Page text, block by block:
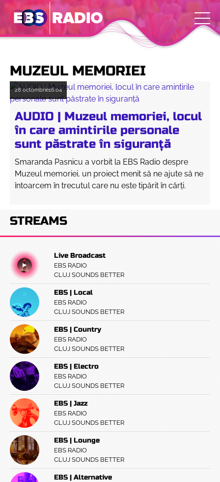
MUZEUL MEMORIEI
28 octombrie16:04
AUDIO | Muzeul memoriei, locul
în care amintirile personale
sunt păstrate în siguranță
Smaranda Pasnicu a vorbit la EBS Radio despre
Muzeul memoriei, un proiect menit să ne ajute să ne
întoarcem în trecutul care nu este tipărit în cărți.
STREAMS
Live Broadcast
EBS RADIO
CLUJ SOUNDS BETTER
EBS | Local
EBS RADIO
CLUJ SOUNDS BETTER
EBS | Country
EBS RADIO
CLUJ SOUNDS BETTER
EBS | Electro
EBS RADIO
CLUJ SOUNDS BETTER
EBS | Jazz
EBS RADIO
CLUJ SOUNDS BETTER
EBS | Lounge
EBS RADIO
CLUJ SOUNDS BETTER
EBS | Alternative